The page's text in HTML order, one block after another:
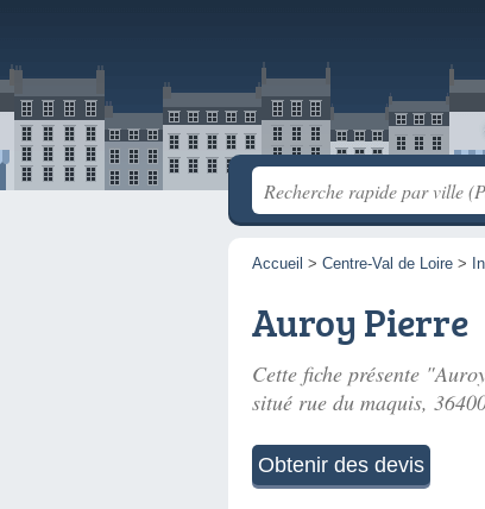
Accueil > Centre-Val de Loire >
Auroy Pierre
Cette fiche présente
situé rue du maquis,
Obtenir des devis